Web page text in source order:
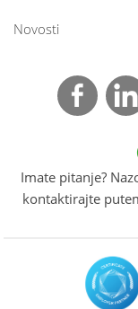
Novosti
Imate pitanje?
kontaktirajte